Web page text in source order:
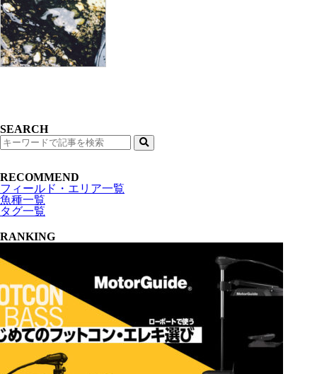
SEARCH
検
索
RECOMMEND
フィールド・エリア一覧
魚種一覧
タグ一覧
RANKING